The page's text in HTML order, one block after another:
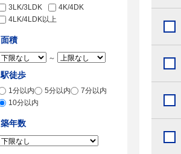
3LK/3LDK
4K/4DK
4LK/4LDK以上
面積
～
駅徒歩
1分以内 5分以内
7分以内
10分以内
築年数